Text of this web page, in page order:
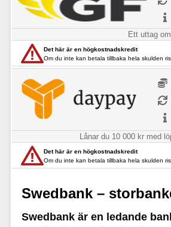
Ett uttag
Det här är en högkostnadskredit
Om du inte kan betala tillbaka hela skulden
Lånar du 10 000 kr med
Det här är en högkostnadskredit
Om du inte kan betala tillbaka hela skulden
Swedbank –
Swedbank är en ledande